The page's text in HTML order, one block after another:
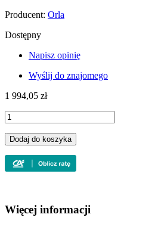
Producent: Orla
Dostępny
Napisz opinię
Wyślij do znajomego
1 994,05 zł
Dodaj do koszyka
Więcej informacji